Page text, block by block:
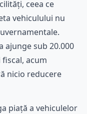
ceea ce
vehiculului nu
ajunge sub 20.000
acum
nicio reducere
piață a vehiculelor